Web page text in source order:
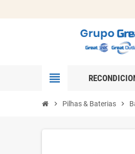
view_headline
chevron_right Pilhas & Baterias chevron_right